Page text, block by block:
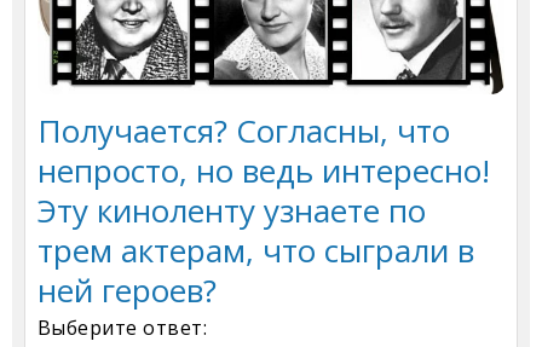
Получается? Согласны, что
непросто, но ведь интересно!
Эту киноленту узнаете по
трем актерам, что сыграли в
ней героев?
Выберите ответ: